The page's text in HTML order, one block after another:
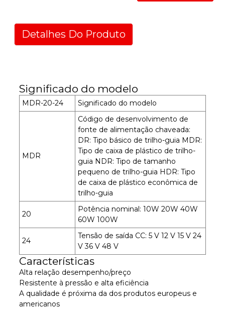
Detalhes Do Produto
Significado do modelo
MDR-20-24 Significado do modelo
MDR
Código de desenvolvimento de
fonte de alimentação chaveada:
DR: Tipo básico de trilho-guia MDR:
Tipo de caixa de plástico de trilho-
guia NDR: Tipo de tamanho
pequeno de trilho-guia HDR: Tipo
de caixa de plástico econômica de
trilho-guia
20
Potência nominal: 10W 20W 40W
60W 100W
24
Tensão de saída CC: 5 V 12 V 15 V 24
V 36 V 48 V
Características
Alta relação desempenho/preço
Resistente à pressão e alta eficiência
A qualidade é próxima da dos produtos europeus e
americanos